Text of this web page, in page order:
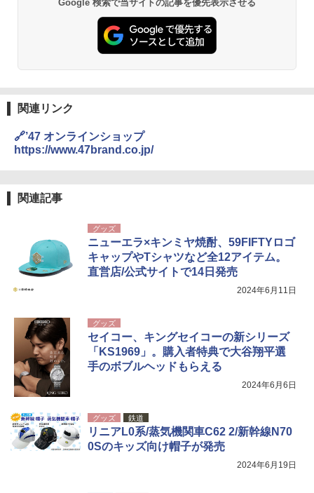
￥2,479
A26 地球の歩き方 チェコ ポーランド スロヴ
地球の歩き方 スター・ウォーズ
新しい日本地理 地図・統計・移動から読み
解く (講談社現代新書)
PYKES PEAK (パイクスピーク) 着替えテン
ト プライバシー テント 【中が透けない】 1
人用 折りたたみ 防災グッズ 災害用トイレ ビ
ーチ ピクニック ポップアップテント 携帯 簡
易 トイレテント (オリーブ)
テント ワンタッチ RENEW 幅200 2-3人用 43
500002(89232)
ーティング フルクローズ メッシュ 3-4人用
簡単設置 ポップアップテント エクルベージ
ュ(BC仕様) PATC-150B(EB)
Coleman(コールマン) ツーリングドーム/LD
X 2人用 3人用 キャンプ アウトドア フェス
収納 コンパクト 簡単設営 カンガルーテント
ソロキャンプ ソロテント
可能 安全ロック付き 高安全性 金属製耐久 コ
ンパクト多機能設計 持ち運び便利 アウトド
ア/オフィス/教育現場/展示会用 緑
￥1,180
￥6,459
秒）射程5～10m 安全ロック搭載 携帯収納袋
付き ヒグマ・イノシシ対策 自治体・教育機
関の購入実績 登山・キャンプ・アウトドア・
防災用品 長期保存可能 緊急時用 日本国内発
送
ソーラー LED ランタン Type-C 充電式 ソー
ラーランタン IP65防水 キャンプ用品 防災グ
ッズ 6種類のライトモード 防災 吊り下げ 折
り畳み式 キャンプソーラーライト防災 停電
￥2,849
Google 検索で当サイトの記事を優先表示させる
関連リンク
🔗’47 オンラインショップ
https://www.47brand.co.jp/
関連記事
グッズ
ニューエラ×キンミヤ焼酎、59FIFTYロゴ
キャップやTシャツなど全12アイテム。
直営店/公式サイトで14日発売
2024年6月11日
グッズ
セイコー、キングセイコーの新シリーズ
「KS1969」。購入者特典で大谷翔平選
手のボブルヘッドもらえる
2024年6月6日
グッズ 鉄道
リニアL0系/蒸気機関車C62 2/新幹線N70
0Sのキッズ向け帽子が発売
2024年6月19日